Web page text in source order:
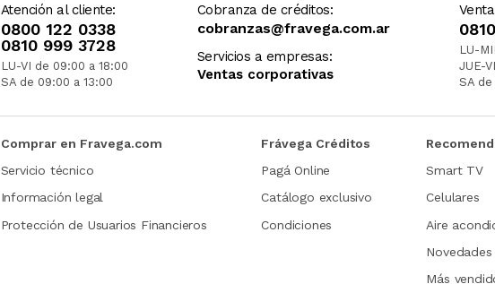
Atención al cliente:
0800 122 0338
0810 999 3728
LU-VI de 09:00 a 18:00
SA de 09:00 a 13:00
Cobranza de créditos:
cobranzas@fravega.com.ar
Servicios a empresas:
Ventas corporativas
LU-
JUE-
SA de
Comprar en Fravega.com
Servicio técnico
Información legal
Protección de Usuarios Financieros
Frávega Créditos
Pagá Online
Catálogo exclusivo
Condiciones
Smart TV
Celulares
Aire
Novedades
Más